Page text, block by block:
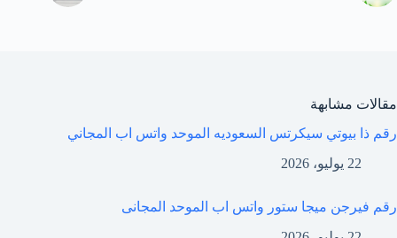
مقالات مشابهة
رقم ذا بيوتي سيكرتس السعوديه الموحد واتس اب المجاني
22 يوليو، 2026
رقم فيرجن ميجا ستور واتس اب الموحد المجانى